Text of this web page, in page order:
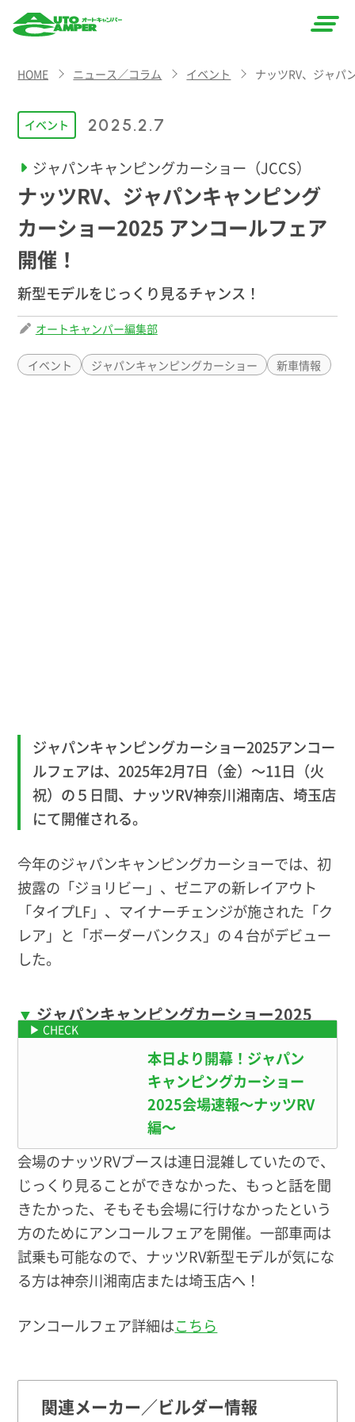
CAMPER
（オート
キャン
パー）
HOME ニュース／コラム イベント ナッツRV、ジャパ
イベント 2025.2.7
ジャパンキャンピングカーショー（JCCS）
ナッツRV、ジャパンキャンピング
カーショー2025 アンコールフェア
開催！
新型モデルをじっくり見るチャンス！
オートキャンパー編集部
イベント ジャパンキャンピングカーショー 新車情報
ジャパンキャンピングカーショー2025アンコー
ルフェアは、2025年2月7日（金）〜11日（火
祝）の５日間、ナッツRV神奈川湘南店、埼玉店
にて開催される。
今年のジャパンキャンピングカーショーでは、初
披露の「ジョリビー」、ゼニアの新レイアウト
「タイプLF」、マイナーチェンジが施された「ク
レア」と「ボーダーバンクス」の４台がデビュー
した。
ジャパンキャンピングカーショー2025
ナッツRVブースの様子はこちら
本日より開幕！ジャパン
キャンピングカーショー
2025会場速報〜ナッツRV
編〜
会場のナッツRVブースは連日混雑していたので、
じっくり見ることができなかった、もっと話を聞
きたかった、そもそも会場に行けなかったという
方のためにアンコールフェアを開催。一部車両は
試乗も可能なので、ナッツRV新型モデルが気にな
る方は神奈川湘南店または埼玉店へ！
アンコールフェア詳細はこちら
関連メーカー／ビルダー情報